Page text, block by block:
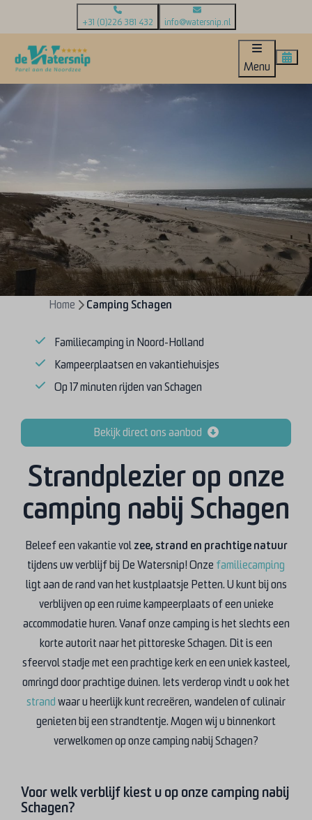
+31 (0)226 381 432 info@watersnip.nl
Menu
Home Camping Schagen
Familiecamping in Noord-Holland
Kampeerplaatsen en vakantiehuisjes
Op 17 minuten rijden van Schagen
Bekijk direct ons aanbod
Strandplezier op onze
camping nabij Schagen
Beleef een vakantie vol zee, strand en prachtige natuur
tijdens uw verblijf bij De Watersnip! Onze familiecamping
ligt aan de rand van het kustplaatsje Petten. U kunt bij ons
verblijven op een ruime kampeerplaats of een unieke
accommodatie huren. Vanaf onze camping is het slechts een
korte autorit naar het pittoreske Schagen. Dit is een
sfeervol stadje met een prachtige kerk en een uniek kasteel,
omringd door prachtige duinen. Iets verderop vindt u ook het
strand waar u heerlijk kunt recreëren, wandelen of culinair
genieten bij een strandtentje. Mogen wij u binnenkort
verwelkomen op onze camping nabij Schagen?
Voor welk verblijf kiest u op onze camping nabij
Schagen?